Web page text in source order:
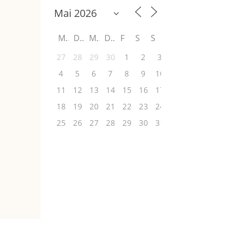
M D M D F S S
27 28 29 30 1 2
3
4
5 6 7 8 9
10
11
12 13 14 15 16
17
18
19 20 21 22 23
24
25
26 27 28 29 30 31